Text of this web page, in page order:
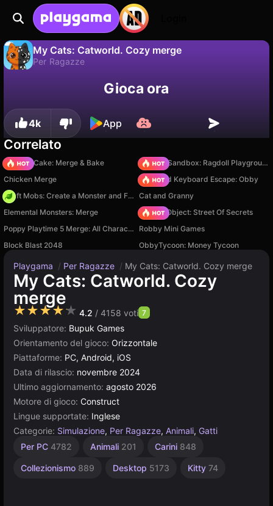
My Cats: Catworld. Сozy merge
Per Ragazze
Salva i progressi!Gioca ora
4k App
Correlato
Piece of Cake: Merge & Bake
Sprunki Sandbox: Ragdoll Playground Mode
Chicken Merge
+1 Speed Keyboard Escape: Obby
Craft Mobs: Create a Monster and Fight! Cat and Granny
Elemental Monsters: Merge
Hidden Object: Street Of Secrets
Poppy Playtime 5 Merge: All Characters
Robby Mini Games
Block Blast 2048
ObbyTycoon: Money Tycoon
Playgama / Per Ragazze / My Cats: Catworld. Сozy merge
My Cats: Catworld. Сozy
merge
★★★★★ 4.2 / 4158 voti 7
Sviluppatore: Bupuk Games
Orientamento del gioco: Orizzontale
Piattaforme: PC, Android, iOS
Data di rilascio: novembre 2024
Ultimo aggiornamento: agosto 2026
Motore di gioco: Construct
Lingue supportate: Inglese
Categorie: Simulazione, Per Ragazze, Animali, Gatti
Per PC 4782 Animali 201 Carini 848
Collezionismo 889 Desktop 5173 Kitty 74
Per 1
4145
Semplici
Per
1480
Browser
Construct